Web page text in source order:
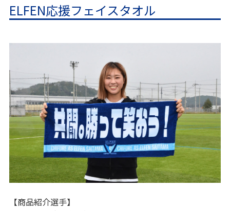
ELFEN応援フェイスタオル
【商品紹介選手】